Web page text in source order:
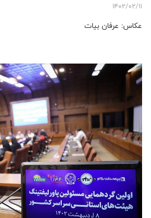
1402/02/11
عکاس: عرفان بیات